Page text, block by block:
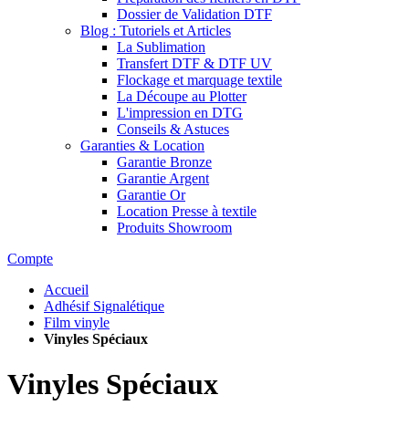
Dossier de Validation DTF
Blog : Tutoriels et Articles
La Sublimation
Transfert DTF & DTF UV
Flockage et marquage textile
La Découpe au Plotter
L'impression en DTG
Conseils & Astuces
Garanties & Location
Garantie Bronze
Garantie Argent
Garantie Or
Location Presse à textile
Produits Showroom
Compte
Accueil
Adhésif Signalétique
Film vinyle
Vinyles Spéciaux
Vinyles Spéciaux